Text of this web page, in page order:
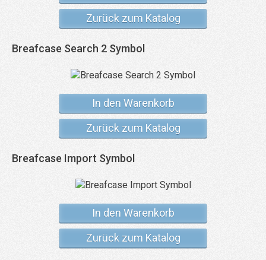
Zurück zum Katalog
Breafcase Search 2 Symbol
In den Warenkorb
Zurück zum Katalog
Breafcase Import Symbol
In den Warenkorb
Zurück zum Katalog